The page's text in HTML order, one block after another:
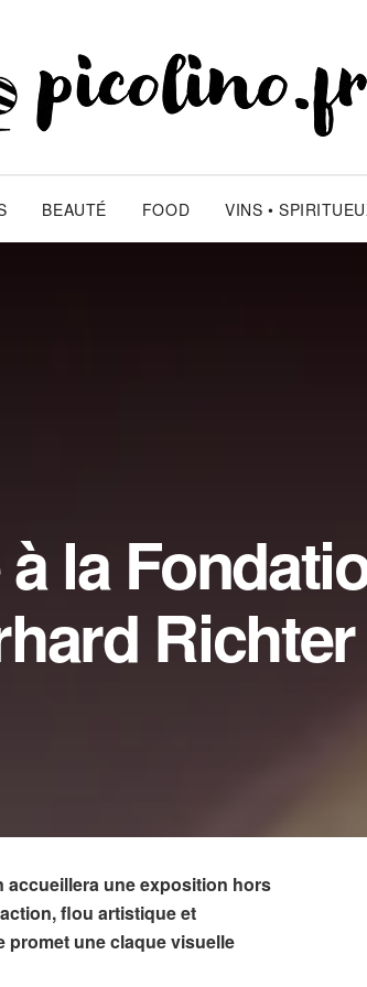
BEAUTÉ FOOD VINS •
la
Richter
accueillera une exposition hors
flou artistique et
promet une claque visuelle